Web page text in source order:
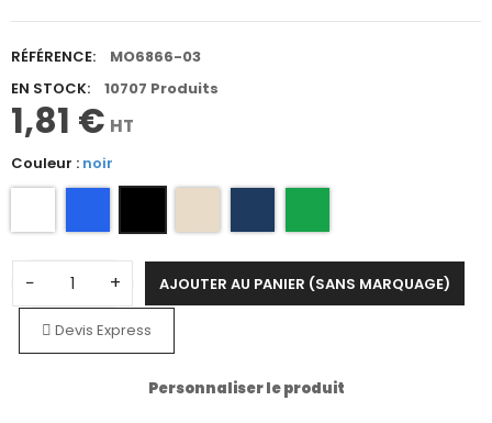
RÉFÉRENCE:
MO6866-03
EN STOCK:
10707 Produits
1,81 € HT
Couleur : noir
− + AJOUTER AU PANIER (SANS MARQUAGE)
Devis Express
Personnaliser le produit